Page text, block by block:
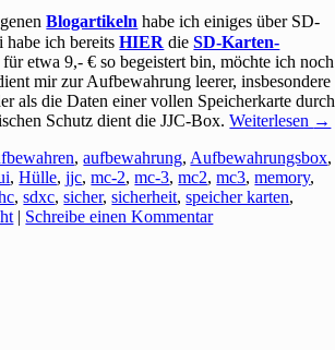
Blogartikeln habe ich einiges über SD-
habe ich bereitsHIER dieSD-Karten-
etwa 9,- € so begeistert bin, möchte ich noch
mir zur Aufbewahrung leerer, insbesondere
als die Daten einer vollen Speicherkarte durch
Schutz dient die JJC-Box.Weiterlesen →
,aufbewahrung, Aufbewahrungsbox,
,Hülle,jjc,mc-2,mc-3,mc2,mc3,memory,
,sdxc,sicher,sicherheit,speicher karten,
| Schreibe einen Kommentar